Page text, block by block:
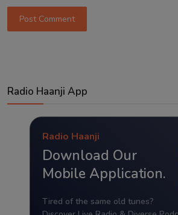
Post Comment
Radio Haanji App
Radio Haanji
Download Our
Mobile Application.
Tired of the same old tunes?